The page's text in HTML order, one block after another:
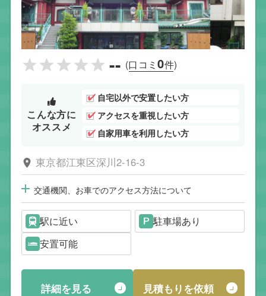
-- (口コミ0件)
こんな方に
オススメ
自宅以外で安置したい方
アクセスを重視したい方
自家用車を利用したい方
東京都江東区深川2-16-3
交通機関、お車でのアクセス方法について
駅に近い
駐車場あり
安置可能
詳細を見る 見積もりを依頼